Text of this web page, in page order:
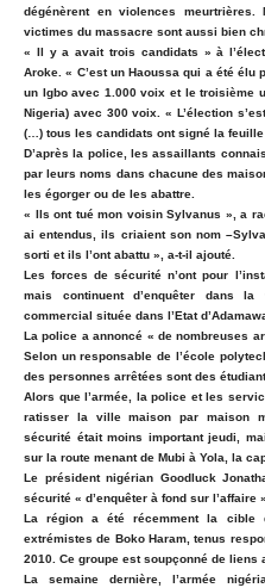
dégénèrent en violences
victimes du massacre sont aussi bien
« Il y a avait trois candidats » à
Aroke. « C’est un Haoussa qui a été
un Igbo avec 1.000 voix et le troisième
Nigeria) avec 300 voix. « L’élection
(…) tous les candidats ont signé la
D’après la police, les assaillants
par leurs noms dans chacune des
les égorger ou de les abattre.
« Ils ont tué mon voisin Sylvanus », a
ai entendus, ils criaient son nom
sorti et ils l’ont abattu », a-t-il ajouté.
Les forces de sécurité n’ont pour
mais continuent d’enquêter dans
commercial située dans l’Etat
La police a annoncé « de nombreuses
Selon un responsable de l’école
des personnes arrêtées sont des
Alors que l’armée, la police et les
ratisser la ville maison par maison
sécurité était moins important jeudi,
sur la route menant de Mubi à Yola, la
Le président nigérian Goodluck
sécurité « d’enquêter à fond sur l’affaire ».
La région a été récemment la cible
extrémistes de Boko Haram, tenus
2010. Ce groupe est soupçonné de liens
La semaine dernière, l’armée